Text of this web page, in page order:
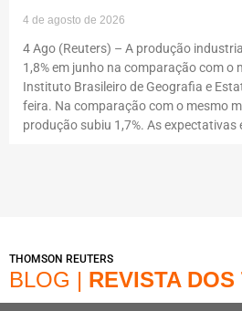
4 de agosto de 2026
4 Ago (Reuters) – A produção
1,8% em junho na comparação com o
Instituto Brasileiro de Geografia e
feira. Na comparação com o mesmo
produção subiu 1,7%. As expectativas
THOMSON REUTERS
BLOG | REVISTA